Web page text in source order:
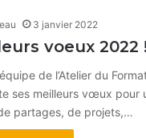
3 janvier 2022
voeux 2022 !
de l’Atelier du
ses meilleurs vœux pour
partages, de projets,…